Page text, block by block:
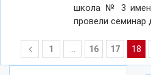
школа № 3
провели семинар
1 16 17 18